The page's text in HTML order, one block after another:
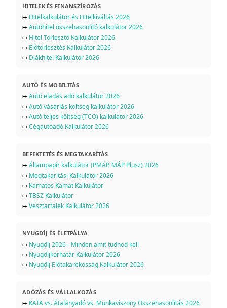
HITELEK ÉS FINANSZÍROZÁS
↦ Hitelkalkulátor és Hitelkiváltás 2026
↦Autóhitel összehasonlító kalkulátor 2026
↦ Hitel Törlesztő Kalkulátor 2026
↦ Előtörlesztés Kalkulátor 2026
↦ Diákhitel Kalkulátor 2026
AUTÓ ÉS MOBILITÁS
↦Autó eladás adó kalkulátor 2026
↦Autó vásárlás költség kalkulátor 2026
↦Autó teljes költség (TCO) kalkulátor 2026
↦Cégautóadó Kalkulátor 2026
BEFEKTETÉS ÉS MEGTAKARÍTÁS
↦Állampapír kalkulátor (PMÁP, MÁP Plusz) 2026
↦ Megtakarítási Kalkulátor 2026
↦ Kamatos Kamat Kalkulátor
↦TBSZ Kalkulátor
↦Vésztartalék Kalkulátor 2026
NYUGDÍJ ÉS ÉLETPÁLYA
↦ Nyugdíj 2026 - Minden amit tudnod kell
↦ Nyugdíjkorhatár Kalkulátor 2026
↦ Nyugdíj Előtakarékosság Kalkulátor 2026
ADÓZÁS ÉS VÁLLALKOZÁS
↦ KATA vs. Átalányadó vs. Munkaviszony Összehasonlítás 2026